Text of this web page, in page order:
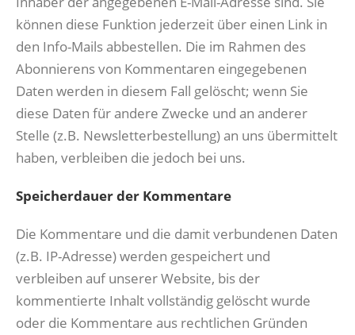
können diese Funktion jederzeit über einen Link in
den Info-Mails abbestellen. Die im Rahmen des
Abonnierens von Kommentaren eingegebenen
Daten werden in diesem Fall gelöscht; wenn Sie
diese Daten für andere Zwecke und an anderer
Stelle (z.B. Newsletterbestellung) an uns übermittelt
haben, verbleiben die jedoch bei uns.
Speicherdauer der Kommentare
Die Kommentare und die damit verbundenen Daten
(z.B. IP-Adresse) werden gespeichert und
verbleiben auf unserer Website, bis der
kommentierte Inhalt vollständig gelöscht wurde
oder die Kommentare aus rechtlichen Gründen